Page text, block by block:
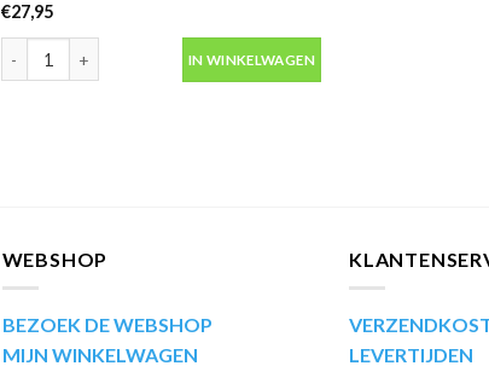
€27,95
Gehoorbeschermers 27DB -3M Peltor Optime 1 aantal
IN WINKELWAGEN
WEBSHOP
BEZOEK DE WEBSHOP
MIJN WINKELWAGEN
LEVERTIJDEN